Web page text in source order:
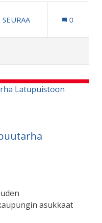
2 SEURAAJAA
SEURAA 0
asukkaat